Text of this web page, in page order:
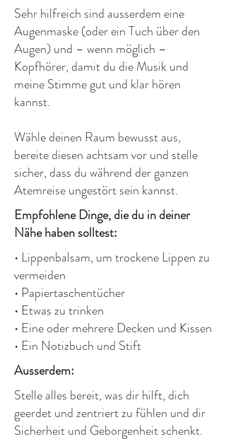
Sehr hilfreich sind ausserdem eine
Augenmaske (oder ein Tuch über den
Augen) und – wenn möglich –
Kopfhörer, damit du die Musik und
meine Stimme gut und klar hören
kannst.
Wähle deinen Raum bewusst aus,
bereite diesen achtsam vor und stelle
sicher, dass du während der ganzen
Atemreise ungestört sein kannst.
Empfohlene Dinge, die du in deiner
Nähe haben solltest:
• Lippenbalsam, um trockene Lippen zu
vermeiden
• Papiertaschentücher
• Etwas zu trinken
• Eine oder mehrere Decken und Kissen
• Ein Notizbuch und Stift
Ausserdem:
Stelle alles bereit, was dir hilft, dich
geerdet und zentriert zu fühlen und dir
Sicherheit und Geborgenheit schenkt.